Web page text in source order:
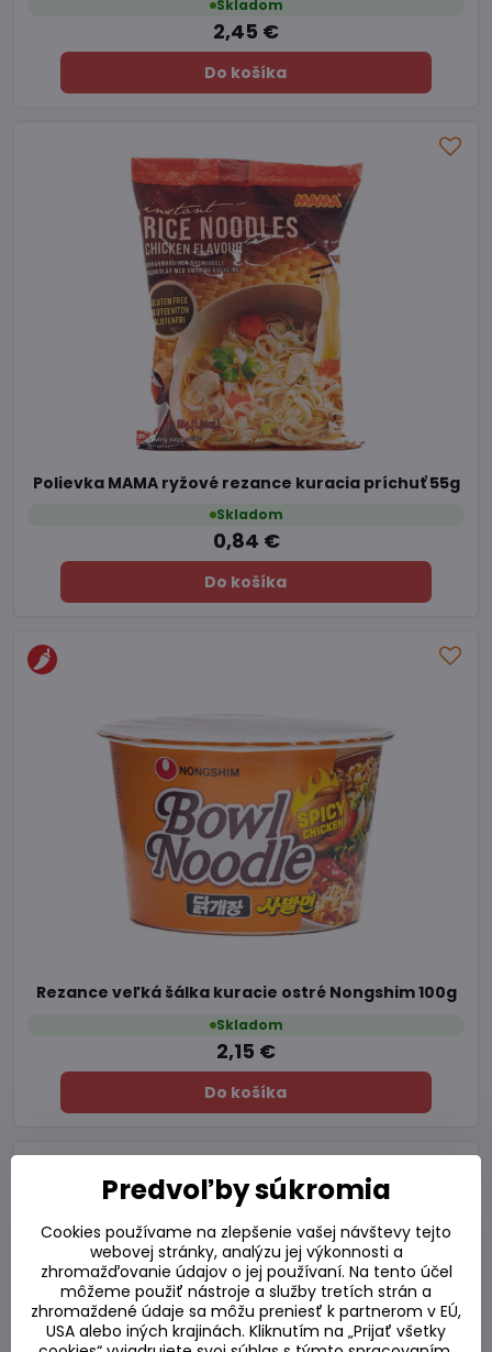
Skladom
2,45 €
Do košíka
Polievka MAMA ryžové rezance kuracia príchuť 55g
Skladom
0,84 €
Do košíka
Rezance veľká šálka kuracie ostré Nongshim 100g
Skladom
2,15 €
Do košíka
Predvoľby súkromia
Cookies používame na zlepšenie vašej návštevy tejto
webovej stránky, analýzu jej výkonnosti a
zhromažďovanie údajov o jej používaní. Na tento účel
môžeme použiť nástroje a služby tretích strán a
zhromaždené údaje sa môžu preniesť k partnerom v EÚ,
USA alebo iných krajinách. Kliknutím na „Prijať všetky